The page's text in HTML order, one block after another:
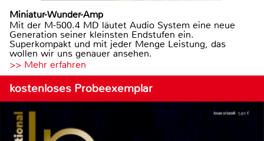
Miniatur-Wunder-Amp
Mit der M-500.4 MD läutet Audio System eine neue
Generation seiner kleinsten Endstufen ein.
Superkompakt und mit jeder Menge Leistung, das
wollen wir uns genauer ansehen.
>> Mehr erfahren
kostenloses Probeexemplar